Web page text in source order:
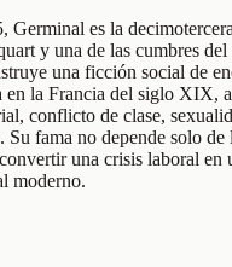
Germinal es la
y una de las cumbres
una ficción social de
en la Francia del siglo XIX,
conflicto de clase,
Su fama no depende solo de
una crisis laboral en
moderno.